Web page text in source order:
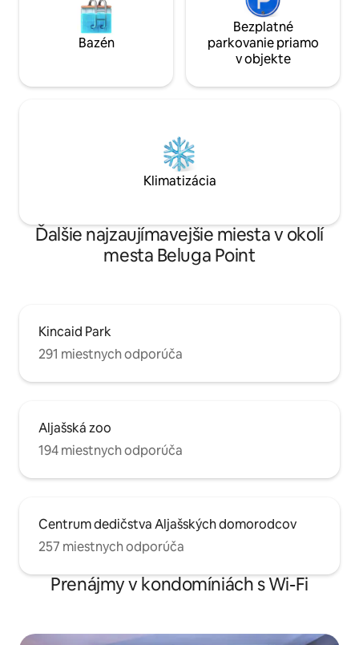
Bazén
Bezplatné
parkovanie priamo
v objekte
Klimatizácia
Ďalšie najzaujímavejšie miesta v okolí
mesta Beluga Point
Kincaid Park
291 miestnych odporúča
Aljašská zoo
194 miestnych odporúča
Centrum dedičstva Aljašských domorodcov
257 miestnych odporúča
Prenájmy v kondomíniách s Wi-Fi